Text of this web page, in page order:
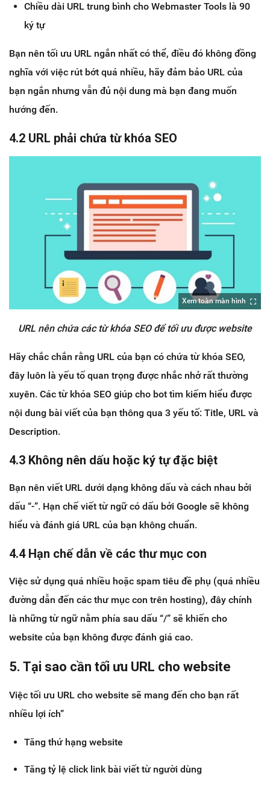
Chiều dài URL trung bình cho Webmaster Tools là 90
ký tự
Bạn nên tối ưu URL ngắn nhất có thể, điều đó không đồng
nghĩa với việc rút bớt quá nhiều, hãy đảm bảo URL của
bạn ngắn nhưng vẫn đủ nội dung mà bạn đang muốn
hướng đến.
4.2 URL phải chứa từ khóa SEO
Xem toàn màn hình
URL nên chứa các từ khóa SEO để tối ưu được website
Hãy chắc chắn rằng URL của bạn có chứa từ khóa SEO,
đây luôn là yếu tố quan trọng được nhắc nhở rất thường
xuyên. Các từ khóa SEO giúp cho bot tìm kiếm hiểu được
nội dung bài viết của bạn thông qua 3 yếu tố: Title, URL và
Description.
4.3 Không nên dấu hoặc ký tự đặc biệt
Bạn nên viết URL dưới dạng không dấu và cách nhau bởi
dấu “-”. Hạn chế viết từ ngữ có dấu bởi Google sẽ không
hiểu và đánh giá URL của bạn không chuẩn.
4.4 Hạn chế dẫn về các thư mục con
Việc sử dụng quá nhiều hoặc spam tiêu đề phụ (quá nhiều
đường dẫn đến các thư mục con trên hosting), đây chính
là những từ ngữ nằm phía sau dấu “/” sẽ khiến cho
website của bạn không được đánh giá cao.
5. Tại sao cần tối ưu URL cho website
Việc tối ưu URL cho website sẽ mang đến cho bạn rất
nhiều lợi ích”
Tăng thứ hạng website
Tăng tỷ lệ click link bài viết từ người dùng